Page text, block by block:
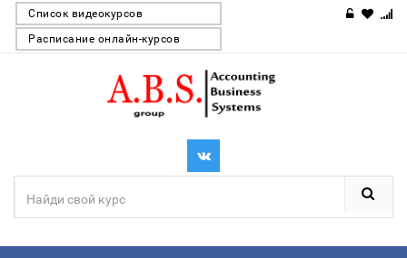
Список видеокурсов
Расписание онлайн-курсов